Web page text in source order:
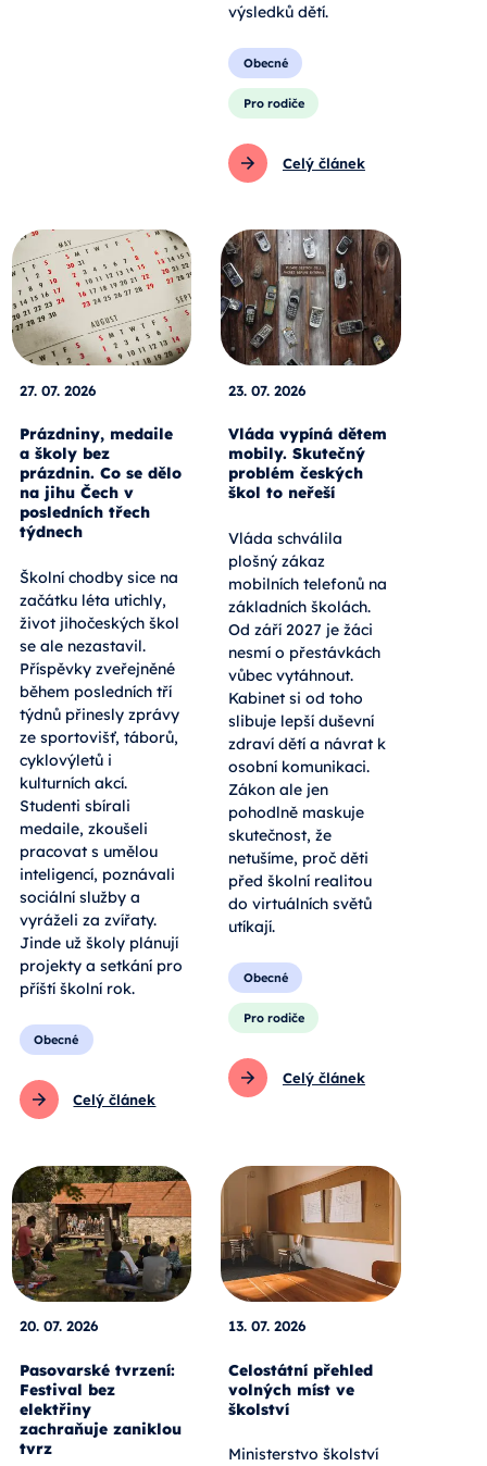
výsledků dětí.
Obecné
Pro rodiče
Celý článek
27. 07. 2026
Prázdniny, medaile
a školy bez
prázdnin. Co se dělo
na jihu Čech v
posledních třech
týdnech
Školní chodby sice na
začátku léta utichly,
život jihočeských škol
se ale nezastavil.
Příspěvky zveřejněné
během posledních tří
týdnů přinesly zprávy
ze sportovišť, táborů,
cyklovýletů i
kulturních akcí.
Studenti sbírali
medaile, zkoušeli
pracovat s umělou
inteligencí, poznávali
sociální služby a
vyráželi za zvířaty.
Jinde už školy plánují
projekty a setkání pro
příští školní rok.
Obecné
Celý článek
23. 07. 2026
Vláda vypíná dětem
mobily. Skutečný
problém českých
škol to neřeší
Vláda schválila
plošný zákaz
mobilních telefonů na
základních školách.
Od září 2027 je žáci
nesmí o přestávkách
vůbec vytáhnout.
Kabinet si od toho
slibuje lepší duševní
zdraví dětí a návrat k
osobní komunikaci.
Zákon ale jen
pohodlně maskuje
skutečnost, že
netušíme, proč děti
před školní realitou
do virtuálních světů
utíkají.
Obecné
Pro rodiče
Celý článek
20. 07. 2026
Pasovarské tvrzení:
Festival bez
elektřiny
zachraňuje zaniklou
tvrz
13. 07. 2026
Celostátní přehled
volných míst ve
školství
Ministerstvo školství